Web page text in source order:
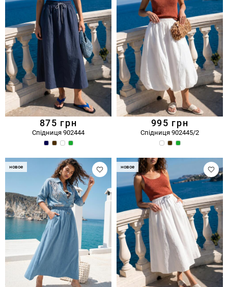
875 грн
Спідниця 902444
995 грн
Спідниця 902445/2
новое новое